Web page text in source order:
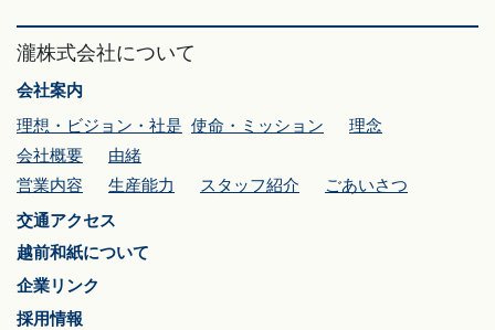
瀧株式会社について
会社案内
理想・ビジョン・社是 使命・ミッション
理念
会社概要
由緒
営業内容
生産能力 スタッフ紹介
ごあいさつ
交通アクセス
越前和紙について
企業リンク
採用情報